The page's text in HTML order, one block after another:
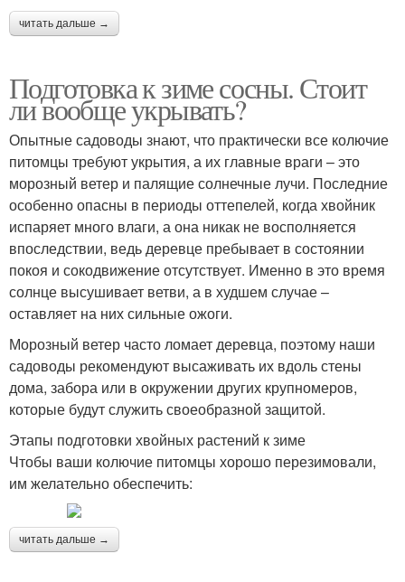
читать дальше →
Подготовка к зиме сосны. Стоит
ли вообще укрывать?
Опытные садоводы знают, что практически все колючие
питомцы требуют укрытия, а их главные враги – это
морозный ветер и палящие солнечные лучи. Последние
особенно опасны в периоды оттепелей, когда хвойник
испаряет много влаги, а она никак не восполняется
впоследствии, ведь деревце пребывает в состоянии
покоя и сокодвижение отсутствует. Именно в это время
солнце высушивает ветви, а в худшем случае –
оставляет на них сильные ожоги.
Морозный ветер часто ломает деревца, поэтому наши
садоводы рекомендуют высаживать их вдоль стены
дома, забора или в окружении других крупномеров,
которые будут служить своеобразной защитой.
Этапы подготовки хвойных растений к зиме
Чтобы ваши колючие питомцы хорошо перезимовали,
им желательно обеспечить:
читать дальше →